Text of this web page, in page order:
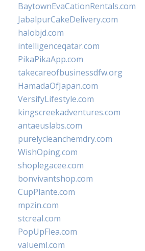
BaytownEvaCationRentals.com
JabalpurCakeDelivery.com
halobjd.com
intelligenceqatar.com
PikaPikaApp.com
takecareofbusinessdfw.org
HamadaOfJapan.com
VersifyLifestyle.com
kingscreekadventures.com
antaeuslabs.com
purelycleanchemdry.com
WishOping.com
shoplegacee.com
bonvivantshop.com
CupPlante.com
mpzin.com
stcreal.com
PopUpFlea.com
valueml.com